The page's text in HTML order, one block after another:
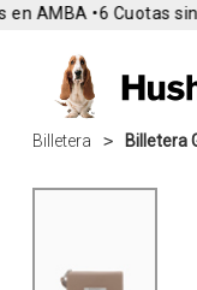
AMBA •6 Cuotas sin
Billetera Billetera